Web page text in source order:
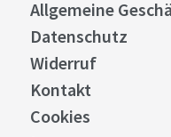
Allgemeine
Datenschutz
Widerruf
Kontakt
Cookies